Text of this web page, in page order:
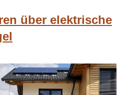
über elektrische